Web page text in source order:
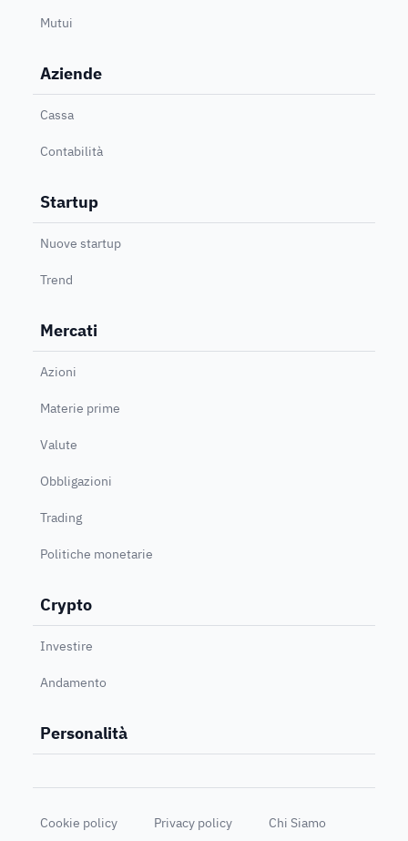
Mutui
Aziende
Cassa
Contabilità
Startup
Nuove startup
Trend
Mercati
Azioni
Materie prime
Valute
Obbligazioni
Trading
Politiche monetarie
Crypto
Investire
Andamento
Personalità
Cookie policy Privacy policy Chi Siamo